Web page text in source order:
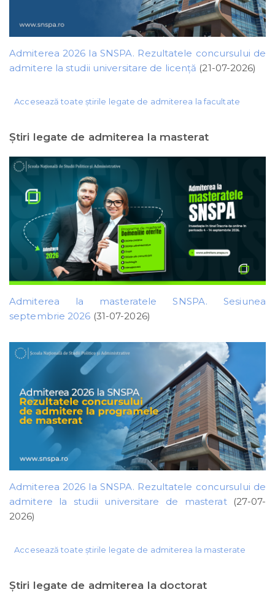
Admiterea 2026 la SNSPA. Rezultatele concursului de
admitere la studii universitare de licență (21-07-2026)
Accesează toate știrile legate de admiterea la facultate
Ştiri legate de admiterea la masterat
Admiterea la masteratele SNSPA. Sesiunea
septembrie 2026 (31-07-2026)
Admiterea 2026 la SNSPA. Rezultatele concursului de
admitere la studii universitare de masterat
(27-07-
2026)
Accesează toate știrile legate de admiterea la masterate
Ştiri legate de admiterea la doctorat